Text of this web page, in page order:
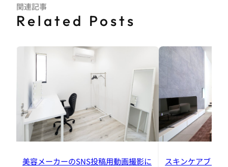
関連記事
Related Posts
美容メーカーのSNS投稿用動画撮影に
スキンケアブラ